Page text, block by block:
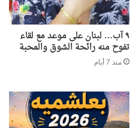
٩ آب… لبنان على موعد مع لقاء
تفوح منه رائحة الشوق والمحبة
منذ 7 أيام